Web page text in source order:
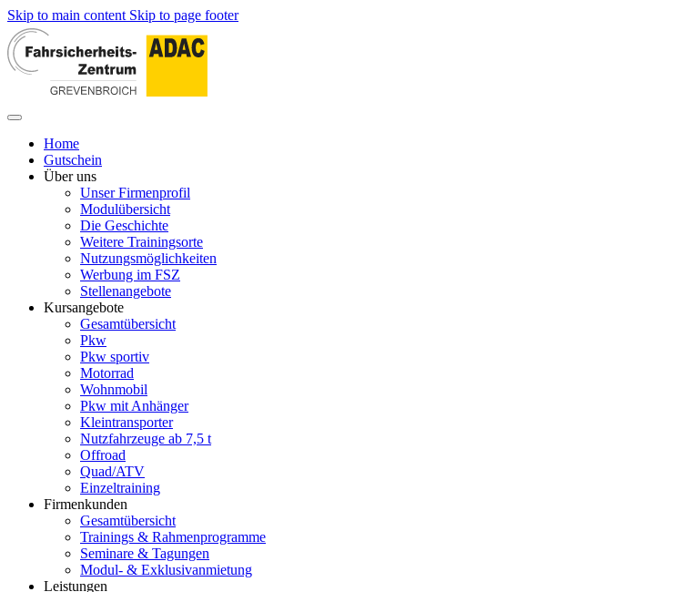
Skip to main content Skip to page footer
Home
Gutschein
Über uns
Unser Firmenprofil
Modulübersicht
Die Geschichte
Weitere Trainingsorte
Nutzungsmöglichkeiten
Werbung im FSZ
Stellenangebote
Kursangebote
Gesamtübersicht
Pkw
Pkw sportiv
Motorrad
Wohnmobil
Pkw mit Anhänger
Kleintransporter
Nutzfahrzeuge ab 7,5 t
Offroad
Quad/ATV
Einzeltraining
Firmenkunden
Gesamtübersicht
Trainings & Rahmenprogramme
Seminare & Tagungen
Modul- & Exklusivanmietung
Leistungen